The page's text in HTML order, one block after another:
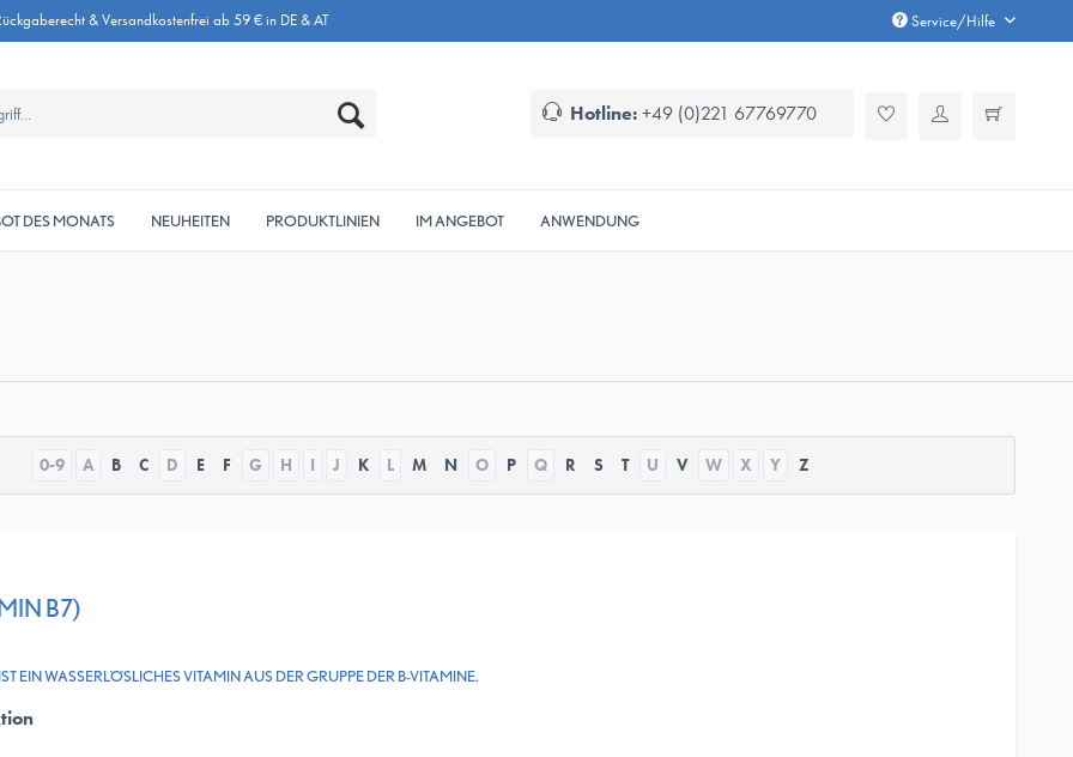
& Versandkostenfrei ab 59 € in DE & AT Service/Hilfe
Hotline:+49 (0)221 67769770
DES MONATS NEUHEITEN PRODUKTLINIEN IM ANGEBOT ANWENDUNG
0-9 A B C D E F G H I J K L M N O P Q R S T U V W X Y Z
B7)
IST EIN WASSERLÖSLICHES VITAMIN AUS DER GRUPPE DER B-VITAMINE.